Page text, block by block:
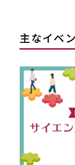
主なイベ